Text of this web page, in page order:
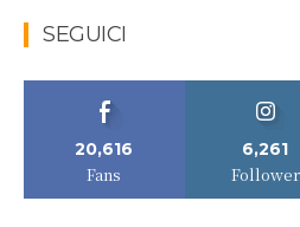
SEGUICI
20,616
Fans
6,261
Follower